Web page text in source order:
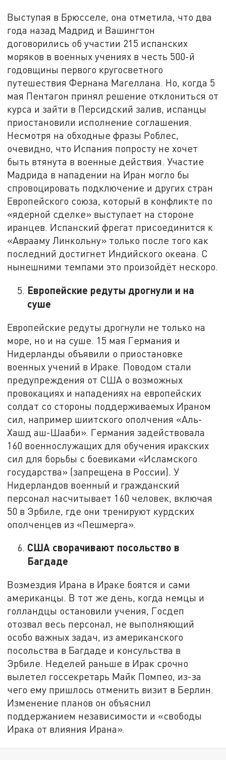
Выступая в Брюсселе, она отметила, что два
года назад Мадрид и Вашингтон
договорились об участии 215 испанских
моряков в военных учениях в честь 500-й
годовщины первого кругосветного
путешествия Фернана Магеллана. Но, когда 5
мая Пентагон принял решение отклониться от
курса и зайти в Персидский залив, испанцы
приостановили исполнение соглашения.
Несмотря на обходные фразы Роблес,
очевидно, что Испания попросту не хочет
быть втянута в военные действия. Участие
Мадрида в нападении на Иран могло бы
спровоцировать подключение и других стран
Европейского союза, который в конфликте по
«ядерной сделке» выступает на стороне
иранцев. Испанский фрегат присоединится к
«Аврааму Линкольну» только после того как
последний достигнет Индийского океана. С
нынешними темпами это произойдёт нескоро.
Европейские редуты дрогнули и на
суше
Европейские редуты дрогнули не только на
море, но и на суше. 15 мая Германия и
Нидерланды объявили о приостановке
военных учений в Ираке. Поводом стали
предупреждения от США о возможных
провокациях и нападениях на европейских
солдат со стороны поддерживаемых Ираном
сил, например шиитского ополчения «Аль-
Хашд аш-Шааби». Германия задействовала
160 военнослужащих для обучения иракских
сил для борьбы с боевиками «Исламского
государства» (запрещена в России). У
Нидерландов военный и гражданский
персонал насчитывает 160 человек, включая
50 в Эрбиле, где они тренируют курдских
ополченцев из «Пешмерга».
США сворачивают посольство в
Багдаде
Возмездия Ирана в Ираке боятся и сами
американцы. В тот же день, когда немцы и
голландцы остановили учения, Госдеп
отозвал весь персонал, не выполняющий
особо важных задач, из американского
посольства в Багдаде и консульства в
Эрбиле. Неделей раньше в Ирак срочно
вылетел госсекретарь Майк Помпео, из-за
чего ему пришлось отменить визит в Берлин.
Изменение планов он объяснил
поддержанием независимости и «свободы
Ирака от влияния Ирана».